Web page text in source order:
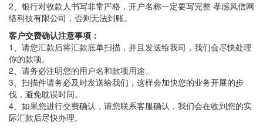
2、银行对收款人书写非常严格，开户名称一定要写完整 孝感风信网
络科技有限公司，否则无法到账。
客户交费确认注意事项：
1、请您汇款后将汇款底单扫描，并且发送给我司，我们会尽快处理
你的款项。
2、请务必注明您的用户名和款项用途。
3、扫描件请务必及时发送给我们，这样会加快您的业务开展的步
伐，避免耽误时间。
4、如果您进行交费确认，请您联系客服确认，我们会在收到您的实
际汇款后尽快办理。